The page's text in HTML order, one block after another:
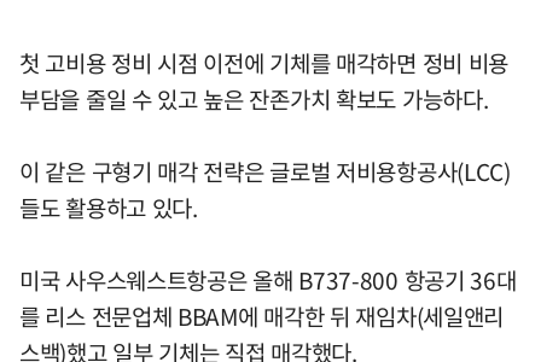
첫 고비용 정비 시점 이전에 기체를 매각하면 정비 비용
부담을 줄일 수 있고 높은 잔존가치 확보도 가능하다.
이 같은 구형기 매각 전략은 글로벌 저비용항공사(LCC)
들도 활용하고 있다.
미국 사우스웨스트항공은 올해 B737-800 항공기 36대
를 리스 전문업체 BBAM에 매각한 뒤 재임차(세일앤리
스백)했고 일부 기체는 직접 매각했다.